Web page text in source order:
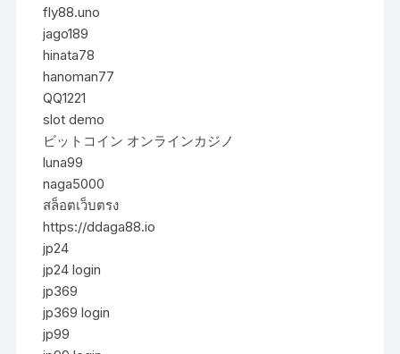
fly88.uno
jago189
hinata78
hanoman77
QQ1221
slot demo
ビットコイン オンラインカジノ
luna99
naga5000
สล็อตเว็บตรง
https://ddaga88.io
jp24
jp24 login
jp369
jp369 login
jp99